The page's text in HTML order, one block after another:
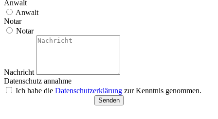
Anwalt
Anwalt
Notar
Notar
Nachricht
Datenschutz annahme
Ich habe die Datenschutzerklärung zur Kenntnis genommen.
Senden